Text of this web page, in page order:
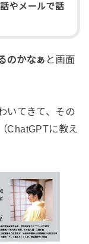
やメールで話
のかなぁ と画面
いてきて、その
ChatGPTに教え